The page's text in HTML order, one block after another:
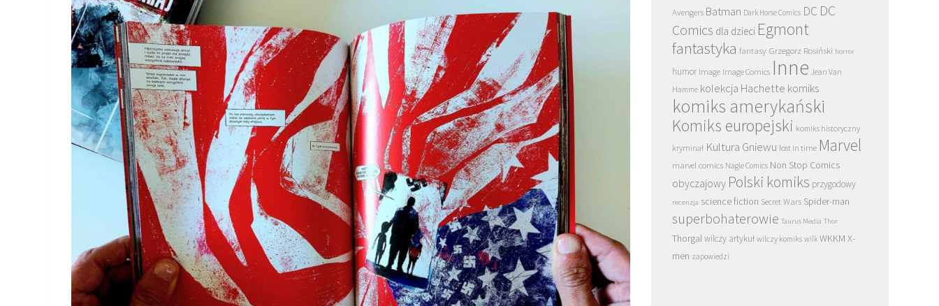
Avengers Batman Dark Horse Comics DC DC
Comics dla dzieci Egmont
fantastyka fantasy Grzegorz Rosiński horror
humor Image Image Comics Inne Jean Van
Hamme kolekcja Hachette komiks
komiks amerykański
Komiks europejski komiks historyczny
kryminał Kultura Gniewu lost in time Marvel
marvel comics Nagle Comics Non Stop Comics
obyczajowy Polski komiks przygodowy
recenzja science fiction Secret Wars Spider-man
superbohaterowie Taurus Media Thor
Thorgalwilczy artykuł wilczy komiks wilk WKKM X-
men zapowiedzi